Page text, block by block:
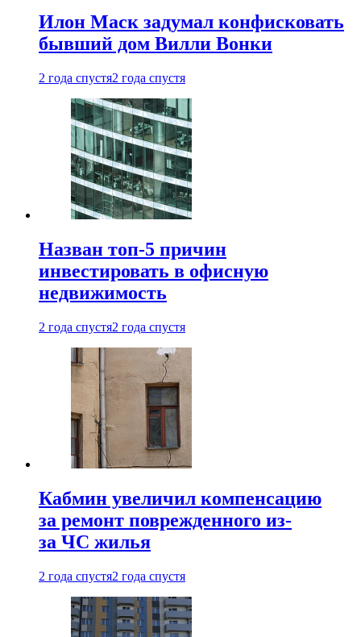
Илон Маск задумал конфисковать
бывший дом Вилли Вонки
2 года спустя2 года спустя
Назван топ-5 причин
инвестировать в офисную
недвижимость
2 года спустя2 года спустя
Кабмин увеличил компенсацию
за ремонт поврежденного из-
за ЧС жилья
2 года спустя2 года спустя